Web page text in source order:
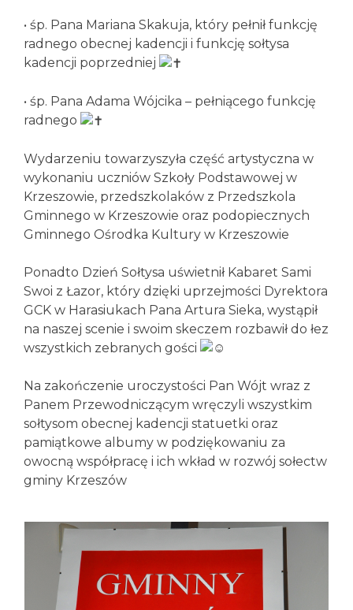
• śp. Pana Mariana Skakuja, który pełnił funkcję
radnego obecnej kadencji i funkcję sołtysa
kadencji poprzedniej
• śp. Pana Adama Wójcika – pełniącego funkcję
radnego
Wydarzeniu towarzyszyła część artystyczna w
wykonaniu uczniów Szkoły Podstawowej w
Krzeszowie, przedszkolaków z Przedszkola
Gminnego w Krzeszowie oraz podopiecznych
Gminnego Ośrodka Kultury w Krzeszowie
Ponadto Dzień Sołtysa uświetnił Kabaret Sami
Swoi z Łazor, który dzięki uprzejmości Dyrektora
GCK w Harasiukach Pana Artura Sieka, wystąpił
na naszej scenie i swoim skeczem rozbawił do łez
wszystkich zebranych gości
Na zakończenie uroczystości Pan Wójt wraz z
Panem Przewodniczącym wręczyli wszystkim
sołtysom obecnej kadencji statuetki oraz
pamiątkowe albumy w podziękowaniu za
owocną współpracę i ich wkład w rozwój sołectw
gminy Krzeszów